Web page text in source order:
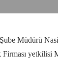
Müdürü